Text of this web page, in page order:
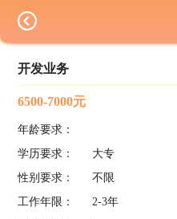
开发业务
6500-7000元
年龄要求：
学历要求：
大专
性别要求：
不限
工作年限：
2-3年